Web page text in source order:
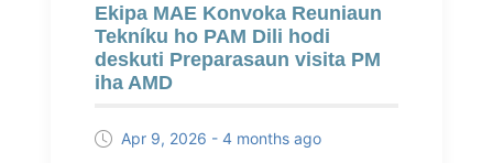
Ekipa MAE Konvoka Reuniaun
Tekníku ho PAM Dili hodi
deskuti Preparasaun visita PM
iha AMD
Apr 9, 2026 - 4 months ago